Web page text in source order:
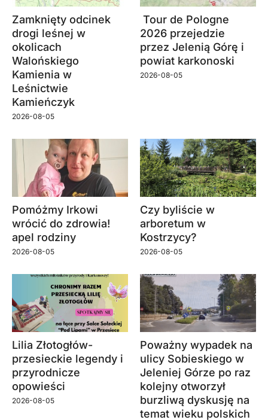
Zamknięty odcinek
drogi leśnej w
okolicach
Walońskiego
Kamienia w
Leśnictwie
Kamieńczyk
2026-08-05
Tour de Pologne
2026 przejedzie
przez Jelenią Górę i
powiat karkonoski
2026-08-05
Pomóżmy Irkowi
wrócić do zdrowia!
apel rodziny
2026-08-05
Czy byliście w
arboretum w
Kostrzycy?
2026-08-05
Lilia Złotogłów-
przesieckie legendy i
przyrodnicze
opowieści
2026-08-05
Poważny wypadek na
ulicy Sobieskiego w
Jeleniej Górze po raz
kolejny otworzył
burzliwą dyskusję na
temat wieku polskich